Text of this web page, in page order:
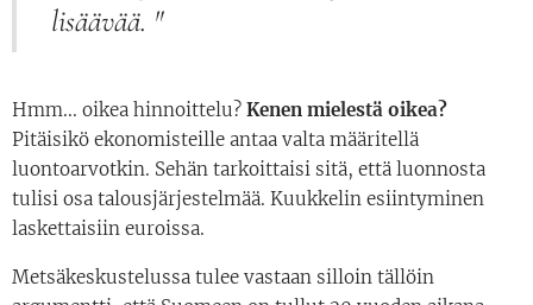
lisäävää. "
Hmm... oikea hinnoittelu? Kenen mielestä oikea?
Pitäisikö ekonomisteille antaa valta määritellä
luontoarvotkin. Sehän tarkoittaisi sitä, että luonnosta
tulisi osa talousjärjestelmää. Kuukkelin esiintyminen
laskettaisiin euroissa.
Metsäkeskustelussa tulee vastaan silloin tällöin